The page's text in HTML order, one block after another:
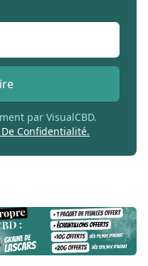
par VisualCBD.
Confidentialité.